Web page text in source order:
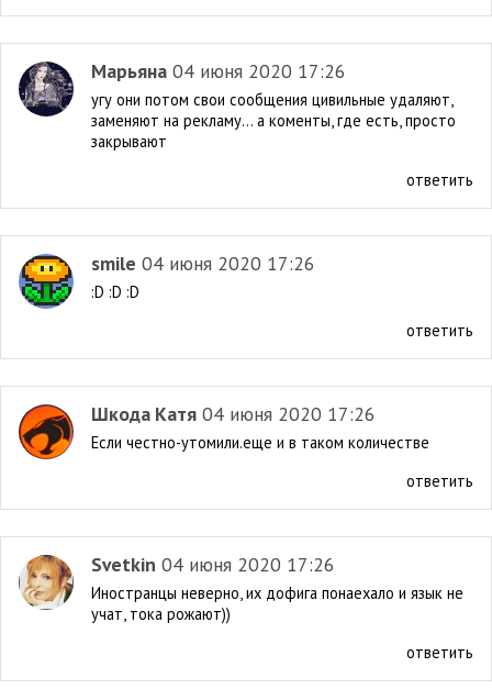
Марьяна 04 июня 2020 17:26
угу они потом свои сообщения цивильные удаляют,
заменяют на рекламу... а коменты, где есть, просто
закрывают
ответить
smile 04 июня 2020 17:26
:D :D :D
ответить
Шкода Катя 04 июня 2020 17:26
Если честно-утомили.еще и в таком количестве
ответить
Svetkin 04 июня 2020 17:26
Иностранцы неверно, их дофига понаехало и язык не
учат, тока рожают))
ответить